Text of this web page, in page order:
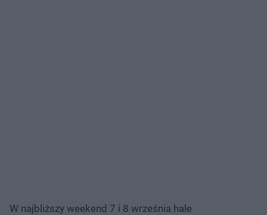
W najbliższy weekend 7 i 8 września hale